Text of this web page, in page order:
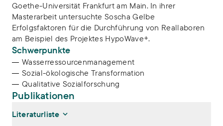
Goethe-Universität Frankfurt am Main. In ihrer
Masterarbeit untersuchte Soscha Gelbe
Erfolgsfaktoren für die Durchführung von Reallaboren
am Beispiel des Projektes HypoWave+.
Schwerpunkte
Wasserressourcenmanagement
Sozial-ökologische Transformation
Qualitative Sozialforschung
Publikationen
Literaturliste